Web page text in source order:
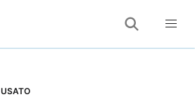
USATO